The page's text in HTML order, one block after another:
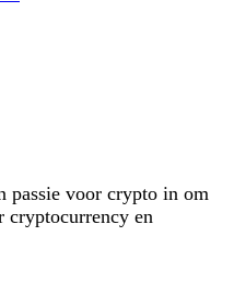
passie voor crypto in om
cryptocurrency en